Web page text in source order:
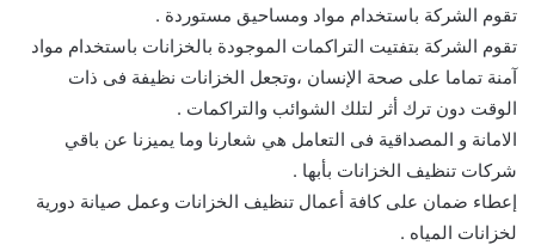
تقوم الشركة باستخدام مواد ومساحيق مستوردة .
تقوم الشركة بتفتيت التراكمات الموجودة بالخزانات باستخدام مواد
آمنة تماما على صحة الإنسان ،وتجعل الخزانات نظيفة فى ذات
الوقت دون ترك أثر لتلك الشوائب والتراكمات .
الامانة و المصداقية فى التعامل هي شعارنا وما يميزنا عن باقي
شركات تنظيف الخزانات بأبها .
إعطاء ضمان على كافة أعمال تنظيف الخزانات وعمل صيانة دورية
لخزانات المياه .